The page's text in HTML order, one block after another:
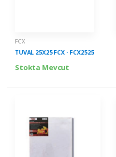
FCX
TUVAL 25X25 FCX - FCX2525
Stokta Mevcut